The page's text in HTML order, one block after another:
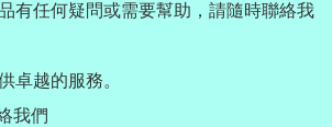
有任何疑問或需要幫助，請隨時聯絡我
卓越的服務。
我們